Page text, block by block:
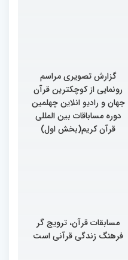
گزارش تصویری مراسم
رونمایی از کوچکترین قرآن